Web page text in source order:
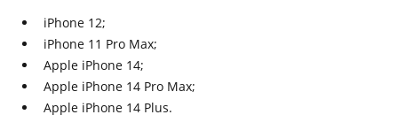
iPhone 12;
iPhone 11 Pro Max;
Apple iPhone 14;
Apple iPhone 14 Pro Max;
Apple iPhone 14 Plus.